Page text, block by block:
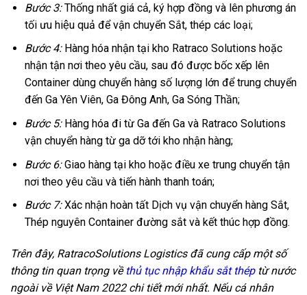
Bước 3:Thống nhất giá cả, ký hợp đồng và lên phương án
tối ưu hiệu quả để vận chuyển Sắt, thép các loại;
Bước 4:Hàng hóa nhận tại kho Ratraco Solutions hoặc
nhận tận nơi theo yêu cầu, sau đó được bốc xếp lên
Container dùng chuyển hàng số lượng lớn để trung chuyển
đến Ga Yên Viên, Ga Đông Anh, Ga Sóng Thần;
Bước 5:Hàng hóa đi từ Ga đến Ga và Ratraco Solutions
vận chuyển hàng từ ga dỡ tới kho nhận hàng;
Bước 6:Giao hàng tại kho hoặc điều xe trung chuyển tận
nơi theo yêu cầu và tiến hành thanh toán;
Bước 7:Xác nhận hoàn tất Dịch vụ vận chuyển hàng Sắt,
Thép nguyên Container đường sắt và kết thúc hợp đồng.
Trên đây, RatracoSolutions Logistics đã cung cấp một số
thông tin quan trọng về thủ tục nhập khẩu sắt théptừ nước
ngoài về Việt Nam 2022 chi tiết mới nhất. Nếu cá nhân